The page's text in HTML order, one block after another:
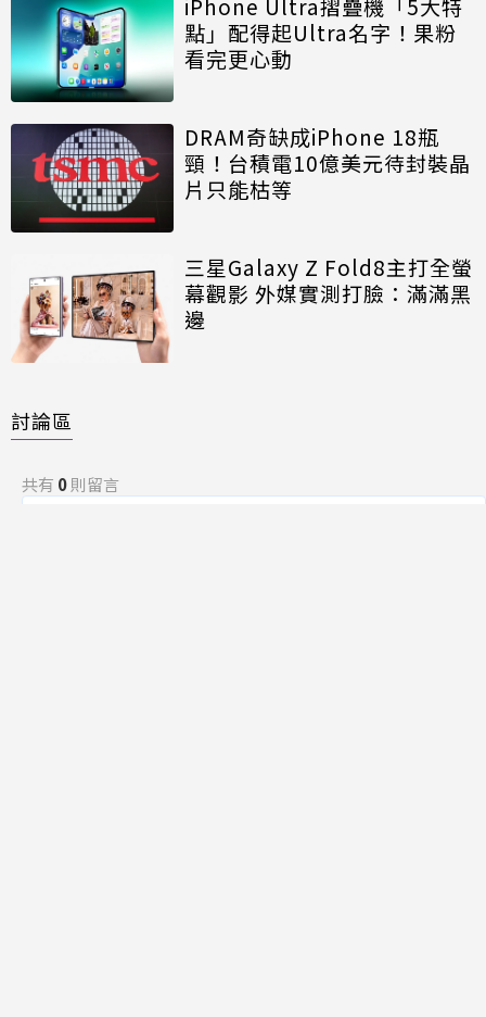
點」配得起Ultra名字！果粉
看完更心動
DRAM奇缺成iPhone 18瓶
頸！台積電10億美元待封裝晶
片只能枯等
三星Galaxy Z Fold8主打全螢
幕觀影 外媒實測打臉：滿滿黑
邊
討論區
共有 0則留言